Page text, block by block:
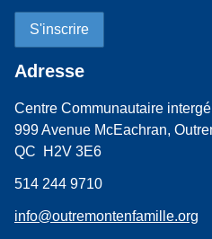
Adresse
Centre Communautaire
999 Avenue McEachran,
QC H2V 3E6
514 244 9710
info@outremontenfamille.org